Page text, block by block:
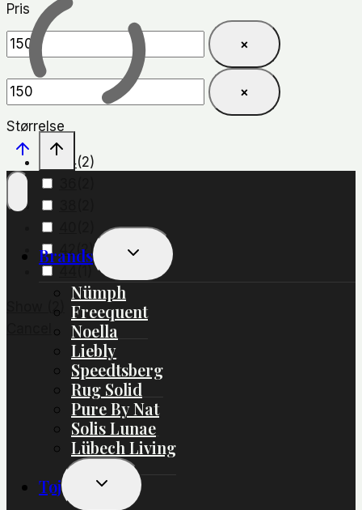
Pris
×
×
Størrelse
34(2)
42 (2)
2
Brands
Skift
Undermenu
Nümph
Freequent
Noella
Liebly
Speedtsberg
Rug Solid
Pure By Nat
Solis Lunae
Lübech Living
Tøj
Skift
Undermenu